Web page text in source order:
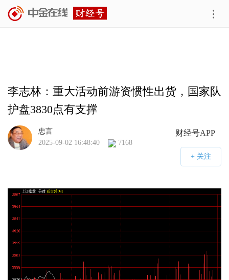
李志林：重大活动前游资惯性出货，国家队
护盘3830点有支撑
财经号APP
忠言
2025-09-02 16:48:40
7168